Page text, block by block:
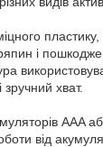
і
зручний хват.
AAA
від